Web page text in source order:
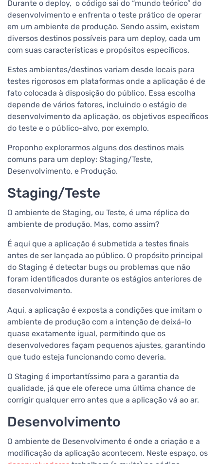
Durante o deploy, o código sai do “mundo teórico” do
desenvolvimento e enfrenta o teste prático de operar
em um ambiente de produção. Sendo assim, existem
diversos destinos possíveis para um deploy, cada um
com suas características e propósitos específicos.
Estes ambientes/destinos variam desde locais para
testes rigorosos em plataformas onde a aplicação é de
fato colocada à disposição do público. Essa escolha
depende de vários fatores, incluindo o estágio de
desenvolvimento da aplicação, os objetivos específicos
do teste e o público-alvo, por exemplo.
Proponho explorarmos alguns dos destinos mais
comuns para um deploy: Staging/Teste,
Desenvolvimento, e Produção.
Staging/Teste
O ambiente de Staging, ou Teste, é uma réplica do
ambiente de produção. Mas, como assim?
É aqui que a aplicação é submetida a testes finais
antes de ser lançada ao público. O propósito principal
do Staging é detectar bugs ou problemas que não
foram identificados durante os estágios anteriores de
desenvolvimento.
Aqui, a aplicação é exposta a condições que imitam o
ambiente de produção com a intenção de deixá-lo
quase exatamente igual, permitindo que os
desenvolvedores façam pequenos ajustes, garantindo
que tudo esteja funcionando como deveria.
O Staging é importantíssimo para a garantia da
qualidade, já que ele oferece uma última chance de
corrigir qualquer erro antes que a aplicação vá ao ar.
Desenvolvimento
O ambiente de Desenvolvimento é onde a criação e a
modificação da aplicação acontecem. Neste espaço, os